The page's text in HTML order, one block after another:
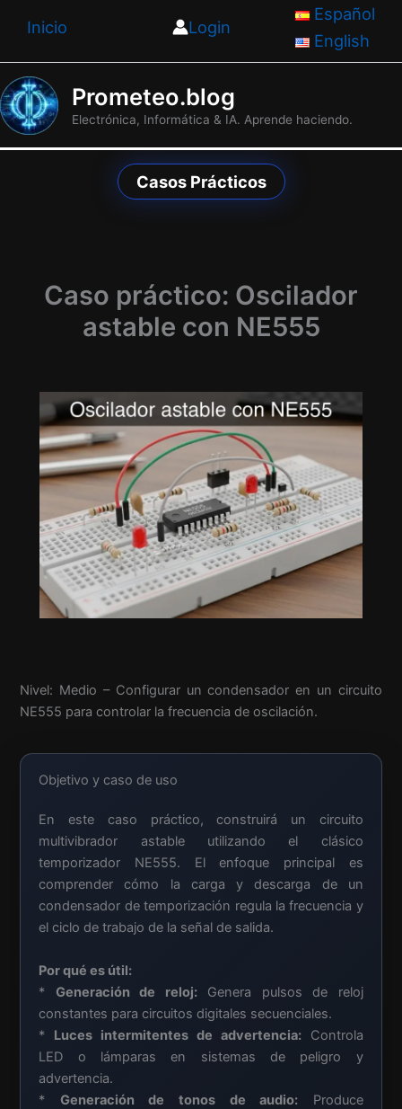
Inicio Login
Español
English
Prometeo.blog
Electrónica, Informática & IA. Aprende haciendo.
Casos Prácticos
Caso práctico: Oscilador
astable con NE555
Nivel: Medio – Configurar un condensador en un circuito
NE555 para controlar la frecuencia de oscilación.
Objetivo y caso de uso
En este caso práctico, construirá un circuito
multivibrador astable utilizando el clásico
temporizador NE555. El enfoque principal es
comprender cómo la carga y descarga de un
condensador de temporización regula la frecuencia y
el ciclo de trabajo de la señal de salida.
Por qué es útil:
* Generación de reloj:Genera pulsos de reloj
constantes para circuitos digitales secuenciales.
* Luces intermitentes de advertencia:Controla
LED o lámparas en sistemas de peligro y
advertencia.
* Generación de tonos de audio: Produce